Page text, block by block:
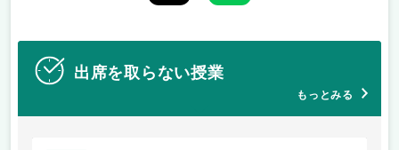
出席を取らない授業
もっとみる